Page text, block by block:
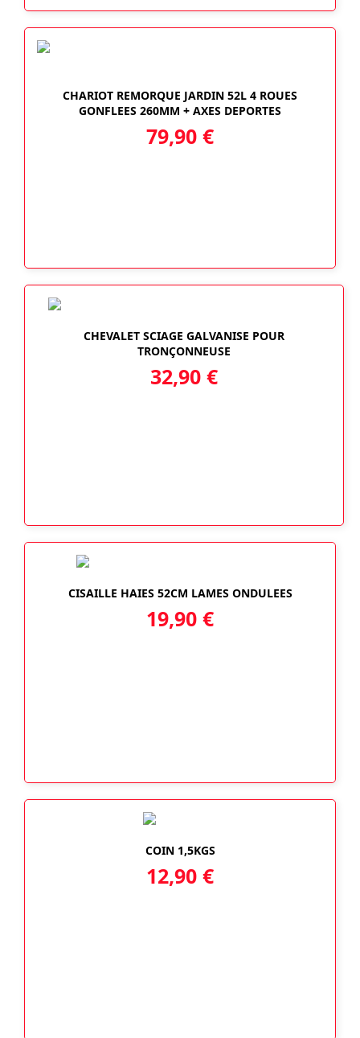
CHARIOT REMORQUE JARDIN 52L 4 ROUES
GONFLEES 260MM + AXES DEPORTES
79,90 €
CHEVALET SCIAGE GALVANISE POUR
TRONÇONNEUSE
32,90 €
CISAILLE HAIES 52CM LAMES ONDULEES
19,90 €
COIN 1,5KGS
12,90 €